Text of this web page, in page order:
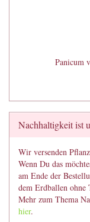
Panicum
Nachhaltigkeit ist
Wir versenden
Wenn Du das
am Ende der
dem Erdballen ohne
Mehr zum Thema
hier.